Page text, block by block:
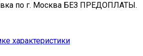
по г. Москва БЕЗ ПРЕДОПЛАТЫ.